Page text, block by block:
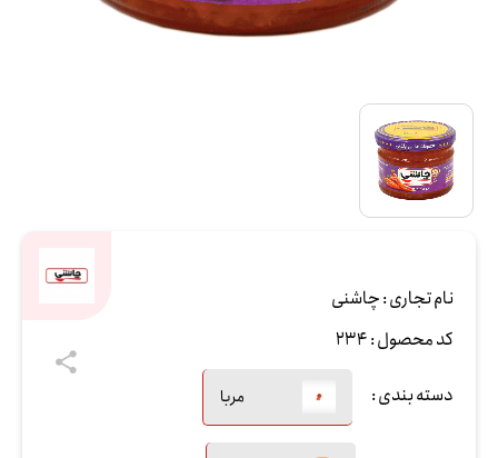
نام تجاری :چاشنی
کد محصول :234
دسته بندی : مربا